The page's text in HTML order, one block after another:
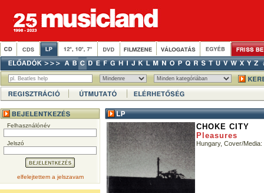
Felhasználónév
Jelszó
elfelejtettem a jelszavam
CHOKE CITY
Pleasures
Hungary, Cover/Media: